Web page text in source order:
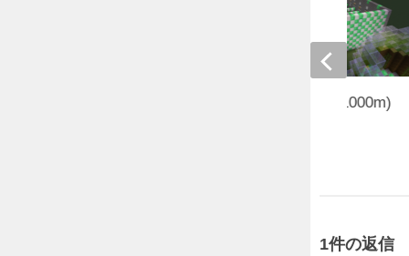
~白緑アスレチック~
1件の返信